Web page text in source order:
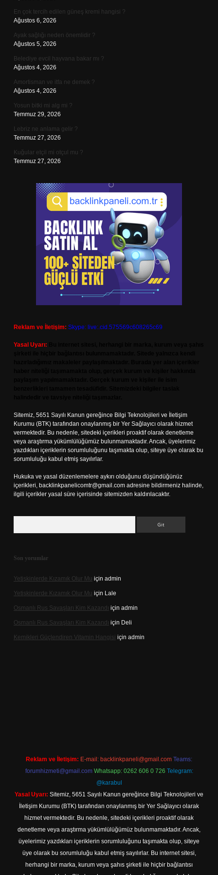
En çok tercih edilen güneş kremi hangisi ?
Ağustos 6, 2026
Ayak sağlığı neden önemlidir ?
Ağustos 5, 2026
Belediye evcil hayvana bakar mı ?
Ağustos 4, 2026
Amortisman ve itfa ne demek ?
Ağustos 4, 2026
Yosun bitki mi alg mi ?
Temmuz 29, 2026
Lebriz ne anlama gelir ?
Temmuz 27, 2026
Kuğular etçil mi otçul mu ?
Temmuz 27, 2026
Reklam ve İletişim: Skype: live:.cid.575569c608265c69
Yasal Uyarı:
Sitemiz, 5651 Sayılı Kanun gereğince Bilgi Teknolojileri ve İletişim
Kurumu (BTK) tarafından onaylanmış bir Yer Sağlayıcı olarak hizmet
vermektedir. Bu nedenle, sitedeki içerikleri proaktif olarak denetleme
veya araştırma yükümlülüğümüz bulunmamaktadır. Ancak, üyelerimiz
yazdıkları içeriklerin sorumluluğunu taşımakta olup, siteye üye olarak bu
sorumluluğu kabul etmiş sayılırlar.
Hukuka ve yasal düzenlemelere aykırı olduğunu düşündüğünüz
içerikleri, backlinkpanelicomtr@gmail.com adresine bildirmeniz halinde,
ilgili içerikler yasal süre içerisinde sitemizden kaldırılacaktır.
Son yorumlar
Yetişkinlerde Kızamık Olur Mu için admin
Yetişkinlerde Kızamık Olur Mu için Lale
Osmanlı Rus Savaşları Kim Kazandı için admin
Osmanlı Rus Savaşları Kim Kazandı için Deli
Kemikleri Güçlendiren Vitamin Hangisi için admin
Reklam ve İletişim: E-mail: backlinkpaneli@gmail.com Teams:
forumhizmeti@gmail.com Whatsapp: 0262 606 0 726 Telegram:
@karabul
Yasal Uyarı: Sitemiz, 5651 Sayılı Kanun gereğince Bilgi Teknolojileri ve
İletişim Kurumu (BTK) tarafından onaylanmış bir Yer Sağlayıcı olarak
hizmet vermektedir. Bu nedenle, sitedeki içerikleri proaktif olarak
denetleme veya araştırma yükümlülüğümüz bulunmamaktadır. Ancak,
üyelerimiz yazdıkları içeriklerin sorumluluğunu taşımakta olup, siteye
üye olarak bu sorumluluğu kabul etmiş sayılırlar. Bu internet sitesi,
herhangi bir marka, kurum veya şahıs şirketi ile hiçbir bağlantısı